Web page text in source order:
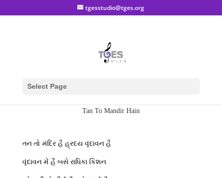
tgesstudio@tges.org
Select Page
Tan To Mandir Hain
તન તો મંદિર હૈ હ્રદય વૃંદાવન હૈ
વૃંદાવન મેં હૈ બસે રાધિકા કિશન